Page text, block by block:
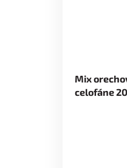
Mix
celofáne